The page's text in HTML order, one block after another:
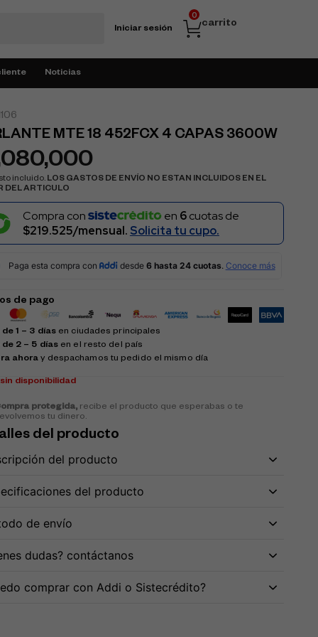
Iniciar sesión carrito
0
Noticias
MTE 18 452FCX 4 CAPAS 3600W
incluido. LOS GASTOS DE ENVÍO NO ESTAN INCLUIDOS EN EL
DEL ARTICULO
Compra con en 6cuotas de
$219.525/mensual. Solicita tu cupo.
de pago
1 – 3 días en ciudades principales
2 – 5 días en el resto del país
ahora y despachamos tu pedido el mismo día
sin disponibilidad
protegida,recibe el producto que esperabas o te
tu dinero.
del producto
del producto
del producto
de envío
dudas? contáctanos
comprar con Addi o Sistecrédito?